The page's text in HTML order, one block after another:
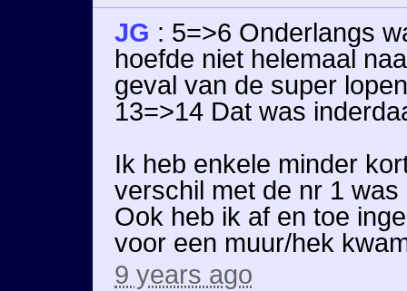
JG : 5=>6 Onderlangs
hoefde niet helemaal
geval van de super
13=>14 Dat was
Ik heb enkele minder
verschil met de nr 1
Ook heb ik af en toe
voor een muur/hek
9 years ago